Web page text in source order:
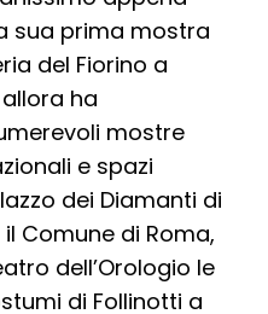
sua prima mostra
del Fiorino a
allora ha
mostre
e spazi
dei Diamanti di
il Comune di Roma,
dell’Orologio le
di Follinotti a